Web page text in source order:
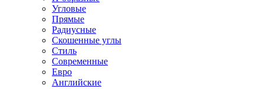
Угловые
Прямые
Радиусные
Скошенные углы
Стиль
Современные
Евро
Английские